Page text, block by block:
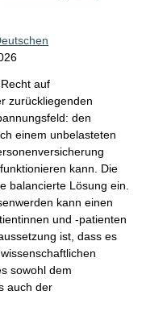
auf
zurückliegenden
den
einem unbelasteten
kann. Die
balancierte Lösung ein.
kann einen
und -patienten
ist, dass es
sowohl dem
auch der